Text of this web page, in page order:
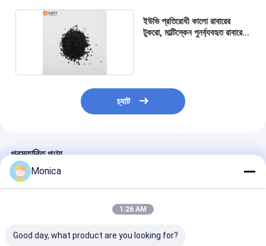
ইউভি প্রতিরোধী কালো রাবারের
টুকরো, মাল্টিস্কেন পুনর্ব্যবহৃত রাবারের
চ্যাট
প্রস্তাবিত পণ্য
Monica
1:26 AM
Good day, what product are you looking for?